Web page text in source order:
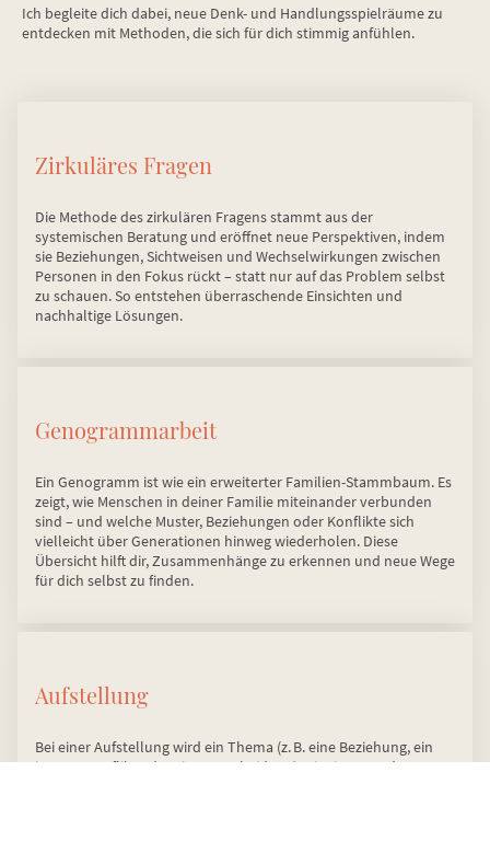
Ich begleite dich dabei, neue Denk- und Handlungsspielräume zu
entdecken mit Methoden, die sich für dich stimmig anfühlen.
Zirkuläres Fragen
Die Methode des zirkulären Fragens stammt aus der
systemischen Beratung und eröffnet neue Perspektiven, indem
sie Beziehungen, Sichtweisen und Wechselwirkungen zwischen
Personen in den Fokus rückt – statt nur auf das Problem selbst
zu schauen. So entstehen überraschende Einsichten und
nachhaltige Lösungen.
Genogrammarbeit
Ein Genogramm ist wie ein erweiterter Familien-Stammbaum. Es
zeigt, wie Menschen in deiner Familie miteinander verbunden
sind – und welche Muster, Beziehungen oder Konflikte sich
vielleicht über Generationen hinweg wiederholen. Diese
Übersicht hilft dir, Zusammenhänge zu erkennen und neue Wege
für dich selbst zu finden.
Aufstellung
Bei einer Aufstellung wird ein Thema (z. B. eine Beziehung, ein
innerer Konflikt oder eine Entscheidung) mit Figuren oder